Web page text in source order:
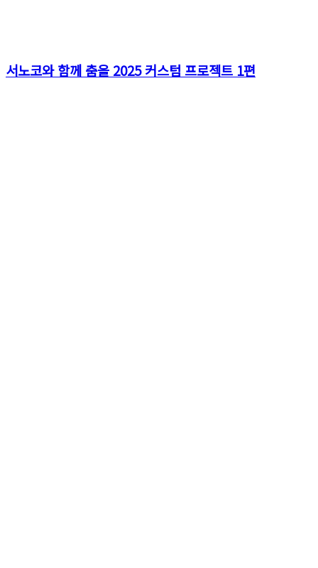
서노코와 함께 춤을 2025 커스텀 프로젝트 1편